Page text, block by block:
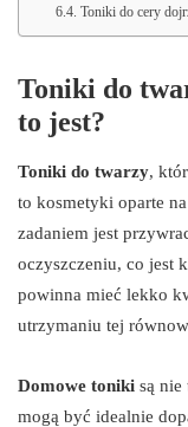
Toniki do cery
Toniki do
to jest?
Toniki do twarzy,
to kosmetyki oparte na
zadaniem jest
oczyszczeniu, co jest
powinna mieć lekko
utrzymaniu tej
Domowe toniki są
mogą być idealnie